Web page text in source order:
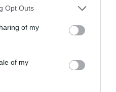
Opt Outs
of my
of my
credința în
Cetate a Romei, și ca
celor care pășesc